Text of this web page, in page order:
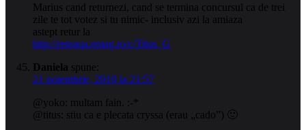
Marius cand returnezi, cand se termina concursul ca de trei
zile te tot votez si tu nimic- inclusiv azi la amiaza
astept retur la
http://reteaua.emag.ro/c/Titus_G
Daniela spune:
21 noiembrie, 2010 la 21:57
@yoko: multam fain. :-*
@titus: stiu ca e plecata cryssa (erau „cado”) 🙂